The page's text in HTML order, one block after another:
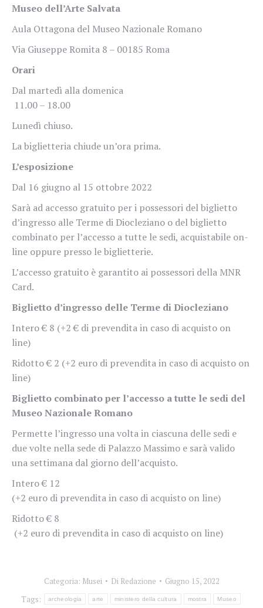
Museo dell’Arte Salvata
Aula Ottagona del Museo Nazionale Romano
Via Giuseppe Romita 8 – 00185 Roma
Orari
Dal martedì alla domenica
11.00 – 18.00
Lunedì chiuso.
La biglietteria chiude un’ora prima.
L’esposizione
Dal 16 giugno al 15 ottobre 2022
Sarà ad accesso gratuito per i possessori del biglietto
d’ingresso alle Terme di Diocleziano o del biglietto
combinato per l’accesso a tutte le sedi, acquistabile on-
line oppure presso le biglietterie.
L’accesso gratuito è garantito ai possessori della MNR
Card.
Biglietto d’ingresso delle Terme di Diocleziano
Intero € 8 (+2 € di prevendita in caso di acquisto on
line)
Ridotto € 2 (+2 euro di prevendita in caso di acquisto on
line)
Biglietto combinato per l’accesso a tutte le sedi del
Museo Nazionale Romano
Permette l’ingresso una volta in ciascuna delle sedi e
due volte nella sede di Palazzo Massimo e sarà valido
una settimana dal giorno dell’acquisto.
Intero € 12
(+2 euro di prevendita in caso di acquisto on line)
Ridotto € 8
(+2 euro di prevendita in caso di acquisto on line)
Categoria: Musei Di Redazione
Giugno 15, 2022
Tags:
archeologia arte ministero della cultura mostra Museo